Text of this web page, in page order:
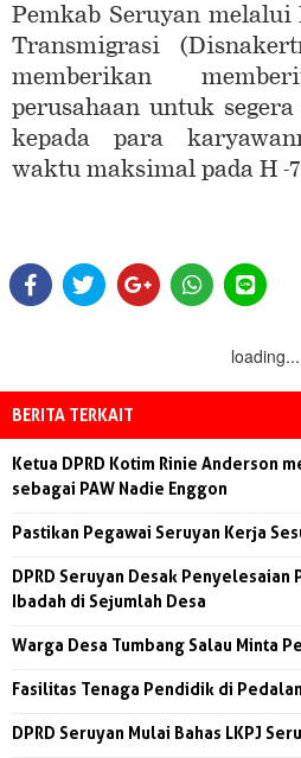
Pemkab Seruyan melalui
Transmigrasi
memberikan
perusahaan untuk
kepada para
waktu maksimal pada H -
loading...
BERITA TERKAIT
Ketua DPRD Kotim Rinie Anderson
sebagai PAW Nadie Enggon
Pastikan Pegawai Seruyan Kerja
DPRD Seruyan Desak Penyelesaian
Ibadah di Sejumlah Desa
Warga Desa Tumbang Salau Minta
Fasilitas Tenaga Pendidik di
DPRD Seruyan Mulai Bahas LKPJ